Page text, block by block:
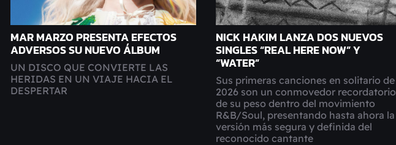
MAR MARZO PRESENTA EFECTOS
ADVERSOS SU NUEVO ÁLBUM
UN DISCO QUE CONVIERTE LAS
HERIDAS EN UN VIAJE HACIA EL
DESPERTAR
NICK HAKIM LANZA DOS NUEVOS
SINGLES “REAL HERE NOW” Y
“WATER”
Sus primeras canciones en solitario de
2026 son un conmovedor recordatorio
de su peso dentro del movimiento
R&B/Soul, presentando hasta ahora la
versión más segura y definida del
reconocido cantante